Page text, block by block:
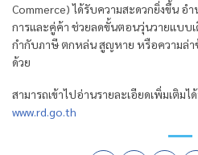
Commerce) ได้รับความสะดวกยิ่งขึ้น อ
การและคู่ค้า ช่วยลดขั้นตอนวุ่นวายแบบ
กำกับภาษี ตกหล่น สูญหาย หรือความล่า
ด้วย
สามารถเข้าไปอ่านรายละเอียดเพิ่มเติมไ
www.rd.go.th